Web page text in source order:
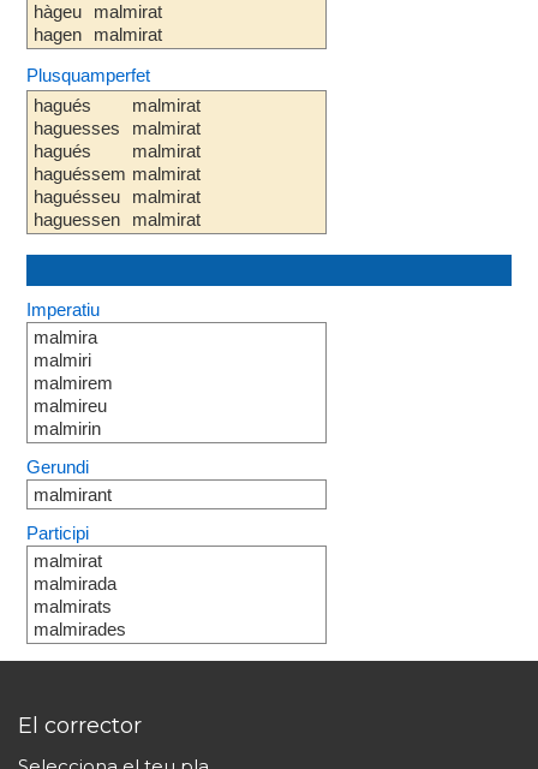
hàgeu
hagen
malmirat
malmirat
Plusquamperfet
hagués
haguesses
hagués
haguéssem
haguésseu
haguessen
malmirat
malmirat
malmirat
malmirat
malmirat
malmirat
Imperatiu
malmira
malmiri
malmirem
malmireu
malmirin
Gerundi
malmirant
Participi
malmirat
malmirada
malmirats
malmirades
El corrector